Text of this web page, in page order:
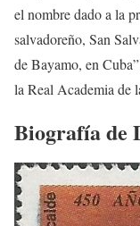
el nombre dado a la
salvadoreño, San
de Bayamo, en
la Real Academia de
Biografía de